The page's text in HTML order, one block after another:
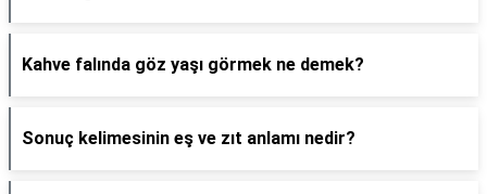
Kahve falında göz yaşı görmek ne demek?
Sonuç kelimesinin eş ve zıt anlamı nedir?